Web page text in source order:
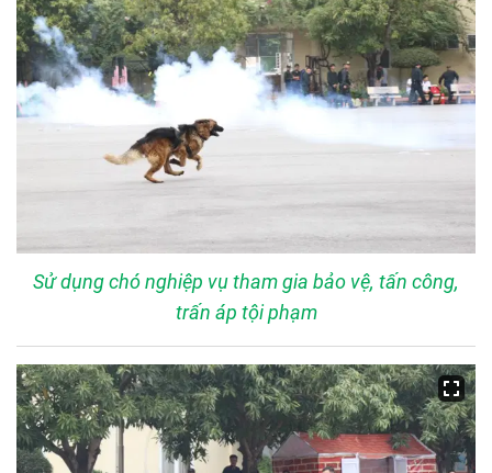
Sử dụng chó nghiệp vụ tham gia bảo vệ, tấn công,
trấn áp tội phạm